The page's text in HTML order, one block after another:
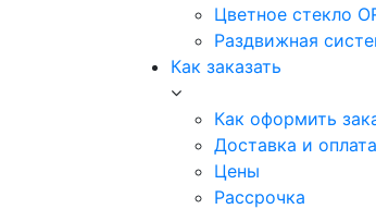
Цветное стекло
Раздвижная
Как заказать
Как оформить
Доставка и оплата
Цены
Рассрочка